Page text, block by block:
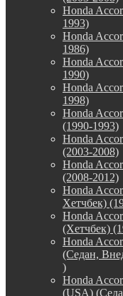
Honda
1993)
Honda
1986)
Honda
1990)
Honda
1998)
Honda
(1990-1993)
Honda
(2003-2008)
Honda
(2008-2012)
Honda
Хетчбек)
Honda
(Хетчбек)
Honda
(Седан,
)
Honda
(USA)